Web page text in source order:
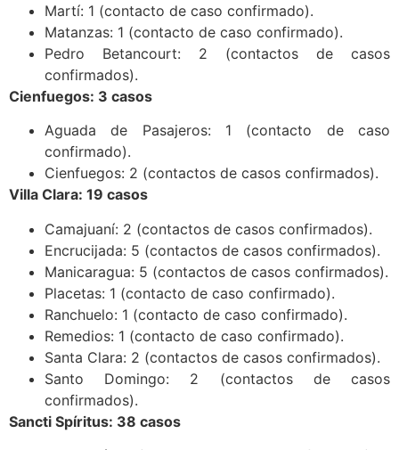
Martí: 1 (contacto de caso confirmado).
Matanzas: 1 (contacto de caso confirmado).
Pedro Betancourt: 2 (contactos de casos
confirmados).
Cienfuegos: 3 casos
Aguada de Pasajeros: 1 (contacto de caso
confirmado).
Cienfuegos: 2 (contactos de casos confirmados).
Villa Clara: 19 casos
Camajuaní: 2 (contactos de casos confirmados).
Encrucijada: 5 (contactos de casos confirmados).
Manicaragua: 5 (contactos de casos confirmados).
Placetas: 1 (contacto de caso confirmado).
Ranchuelo: 1 (contacto de caso confirmado).
Remedios: 1 (contacto de caso confirmado).
Santa Clara: 2 (contactos de casos confirmados).
Santo Domingo: 2 (contactos de casos
confirmados).
Sancti Spíritus: 38 casos